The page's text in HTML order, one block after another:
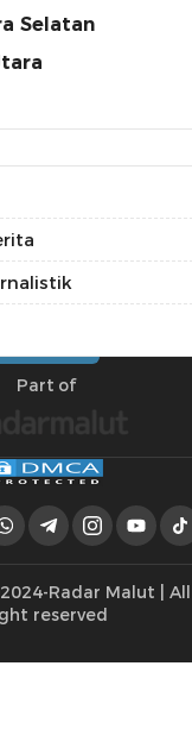
Selatan
Part of
Radar Malut | All
reserved